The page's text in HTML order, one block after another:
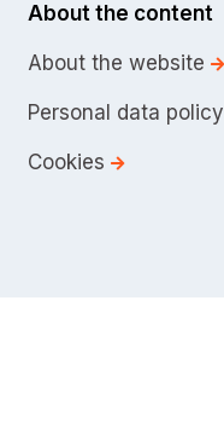
About the content
About the website
Personal data policy
Cookies